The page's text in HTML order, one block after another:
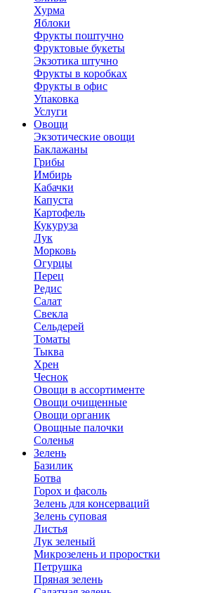
Хурма
Яблоки
Фрукты поштучно
Фруктовые букеты
Экзотика штучно
Фрукты в коробках
Фрукты в офис
Упаковка
Услуги
Овощи
Экзотические овощи
Баклажаны
Грибы
Имбирь
Кабачки
Капуста
Картофель
Кукуруза
Лук
Морковь
Огурцы
Перец
Редис
Салат
Свекла
Сельдерей
Томаты
Тыква
Хрен
Чеснок
Овощи в ассортименте
Овощи очищенные
Овощи органик
Овощные палочки
Соленья
Зелень
Базилик
Ботва
Горох и фасоль
Зелень для консерваций
Зелень суповая
Листья
Лук зеленый
Микрозелень и проростки
Петрушка
Пряная зелень